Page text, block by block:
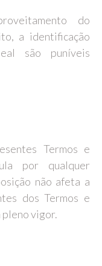
do
a identificação
são puníveis
Termos e
por qualquer
não afeta a
dos Termos e
pleno vigor.